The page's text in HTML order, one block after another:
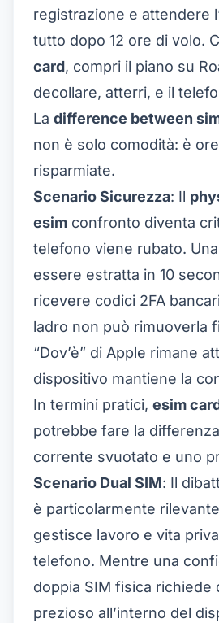
registrazione e attendere
tutto dopo 12 ore di volo.
card, compri il piano su
decollare, atterri, e il
La difference between
non è solo comodità: è
risparmiate.
Scenario Sicurezza: Il
esim confronto diventa
telefono viene rubato.
essere estratta in 10
ricevere codici 2FA
ladro non può rimuoverla
“Dov’è” di Apple rimane
dispositivo mantiene la
In termini pratici, esim
potrebbe fare la
corrente svuotato e uno
Scenario Dual SIM: Il
è particolarmente
gestisce lavoro e vita
telefono. Mentre una
doppia SIM fisica richiede
prezioso all’interno del